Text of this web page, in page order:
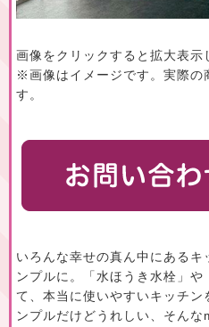
画像をクリックすると拡大表示
※画像はイメージです。実際の
す。
いろんな幸せの真ん中にある
ンプルに。「水ほうき水栓」や
て、本当に使いやすいキッチ
ンプルだけどうれしい、そんな